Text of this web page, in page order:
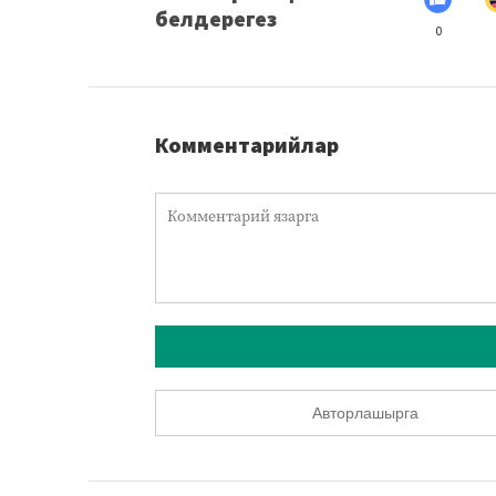
белдерегез
0
Комментарийлар
Авторлашырга